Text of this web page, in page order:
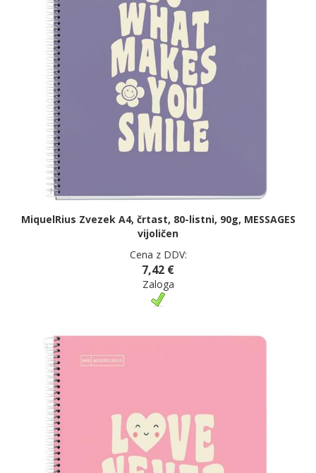
MiquelRius Zvezek A4, črtast, 80-listni, 90g, MESSAGES
vijoličen
Cena z DDV:
7,42 €
Zaloga